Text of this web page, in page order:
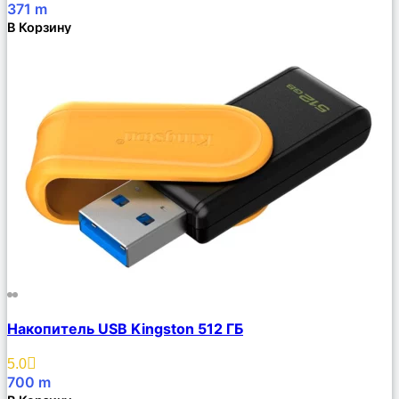
371 m
В Корзину
Описание
Избранное
Накопитель USB Kingston 512 ГБ
5.0
700 m